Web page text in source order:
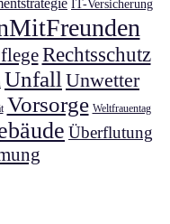
IT-Versicherung
Rechtsschutz
Unfall Unwetter
Vorsorge Weltfrauentag
Überflutung